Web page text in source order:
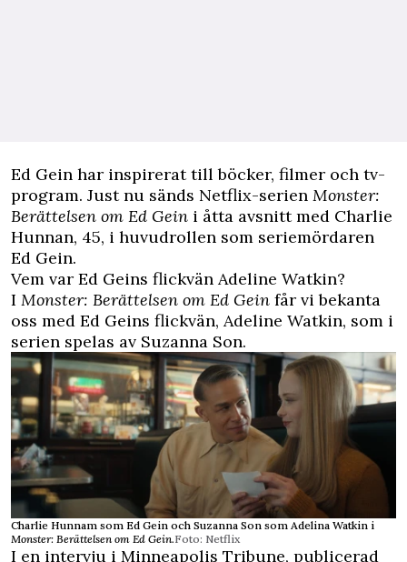
Ed Gein har inspirerat till böcker, filmer och tv-
program. Just nu sänds Netflix-serien Monster:
Berättelsen om Ed Gein i åtta avsnitt med Charlie
Hunnan, 45, i huvudrollen som seriemördaren
Ed Gein.
Vem var Ed Geins flickvän Adeline Watkin?
I Monster: Berättelsen om Ed Gein får vi bekanta
oss med Ed Geins flickvän, Adeline Watkin, som i
serien spelas av Suzanna Son.
Charlie Hunnam som Ed Gein och Suzanna Son som Adelina Watkin i
Monster: Berättelsen om Ed Gein.Foto: Netflix
I en intervju i Minneapolis Tribune, publicerad